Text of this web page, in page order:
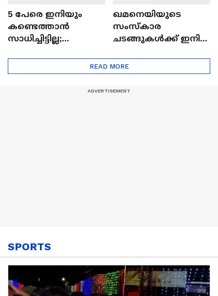
5 പേരെ ഇനിയും
കണ്ടെത്താൻ
സാധിച്ചിട്ടില്ല;
നടന്നയിടത്ത് ഇന്നും
തെരച്ചിൽ
ഖമനെയിയുടെ
സംസ്കാര
ചടങ്ങുകൾക്ക് ഇനി
മൃതദേഹം ഇറാഖിലെ
കർബലയിൽ
READ MORE
SPORTS